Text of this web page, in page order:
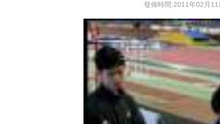
發佈時間:2011年02月